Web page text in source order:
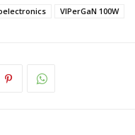
VIPerGaN 100W